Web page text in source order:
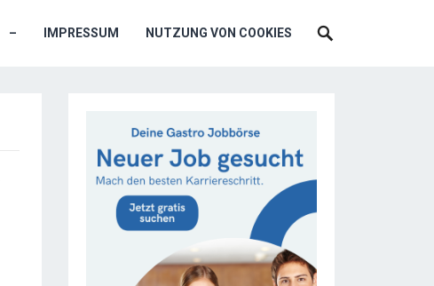
– IMPRESSUM NUTZUNG VON COOKIES